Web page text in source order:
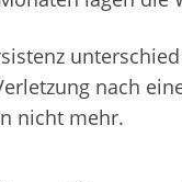
nach
nicht mehr.